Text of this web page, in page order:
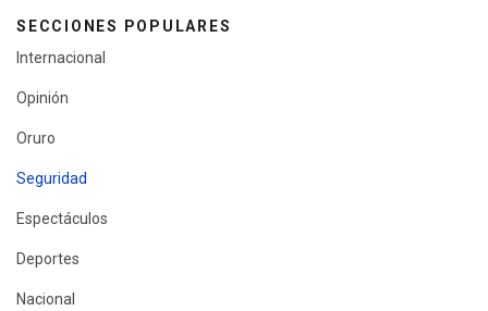
SECCIONES POPULARES
Internacional
Opinión
Oruro
Seguridad
Espectáculos
Deportes
Nacional